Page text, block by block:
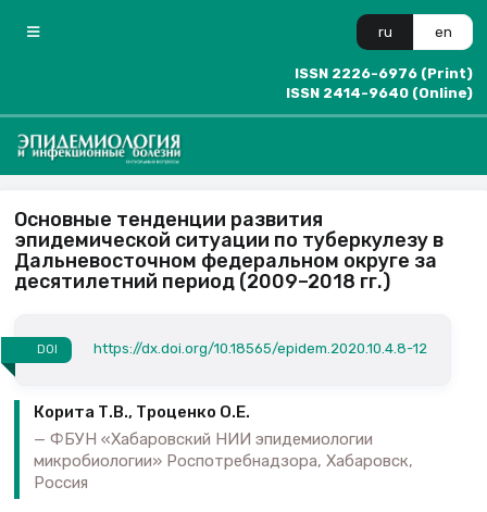
ru en
ISSN 2226-6976 (Print)
ISSN 2414-9640 (Online)
Основные тенденции развития
эпидемической ситуации по туберкулезу в
Дальневосточном федеральном округе за
десятилетний период (2009–2018 гг.)
DOI https://dx.doi.org/10.18565/epidem.2020.10.4.8-12
Корита Т.В., Троценко О.Е.
ФБУН «Хабаровский НИИ эпидемиологии
микробиологии» Роспотребнадзора, Хабаровск,
Россия